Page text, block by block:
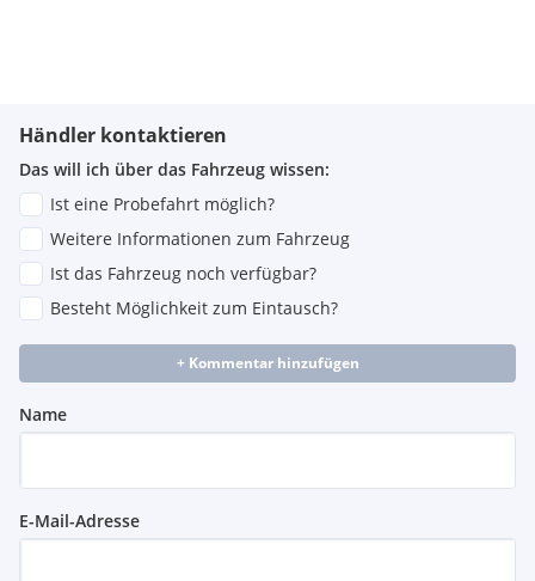
Händler kontaktieren
Das will ich über das Fahrzeug wissen:
Ist eine Probefahrt möglich?
Weitere Informationen zum Fahrzeug
Ist das Fahrzeug noch verfügbar?
Besteht Möglichkeit zum Eintausch?
+ Kommentar hinzufügen
Name
E-Mail-Adresse